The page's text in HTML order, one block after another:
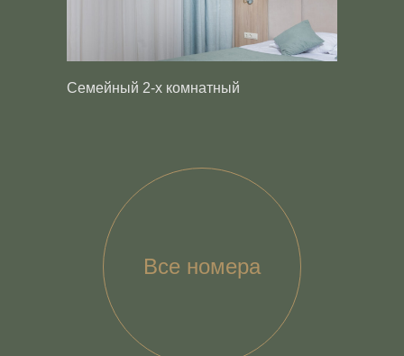
Семейный 2-х комнатный
Все номера